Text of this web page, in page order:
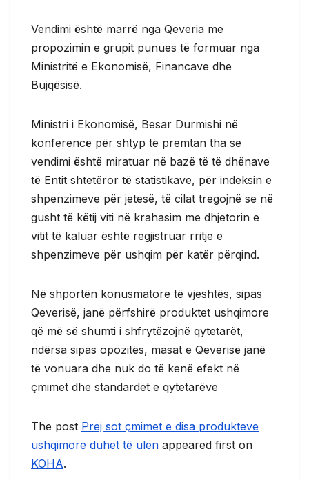
Vendimi është marrë nga Qeveria me
propozimin e grupit punues të formuar nga
Ministritë e Ekonomisë, Financave dhe
Bujqësisë.
Ministri i Ekonomisë, Besar Durmishi në
konferencë për shtyp të premtan tha se
vendimi është miratuar në bazë të të dhënave
të Entit shtetëror të statistikave, për indeksin e
shpenzimeve për jetesë, të cilat tregojnë se në
gusht të këtij viti në krahasim me dhjetorin e
vitit të kaluar është regjistruar rritje e
shpenzimeve për ushqim për katër përqind.
Në shportën konusmatore të vjeshtës, sipas
Qeverisë, janë përfshirë produktet ushqimore
që më së shumti i shfrytëzojnë qytetarët,
ndërsa sipas opozitës, masat e Qeverisë janë
të vonuara dhe nuk do të kenë efekt në
çmimet dhe standardet e qytetarëve
The post Prej sot çmimet e disa produkteve
ushqimore duhet të ulen appeared first on
KOHA.